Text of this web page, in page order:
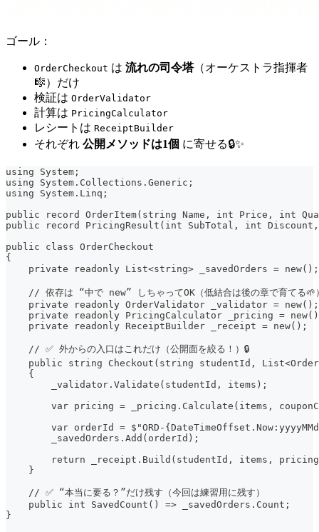
ゴール：
OrderCheckout は 流れの司令塔（オーケストラ指揮者
🎼）だけ
検証は OrderValidator
計算は PricingCalculator
レシートは ReceiptBuilder
それぞれ 公開メソッドは1個 に寄せる🔒✨
using System;
using System.Collections.Generic;
using System.Linq;
public record OrderItem(string Name, int Price, int
public record PricingResult(int SubTotal, int
public class OrderCheckout
{
private readonly List<string> _savedOrders = new();
// 依存は “中で new” しちゃってOK（低結合は後の章で育てる🌱
    private readonly OrderValidator _validator = new();
private readonly PricingCalculator _pricing =
    private readonly ReceiptBuilder _receipt = new();
    // ✅ 外からの入口はこれだけ（公開面を絞る！）🔒
public string Checkout(string studentId,
    {
        _validator.Validate(studentId, items);
var pricing = _pricing.Calculate(items,
var orderId = $"ORD-
        _savedOrders.Add(orderId);
return _receipt.Build(studentId, items,
    }
    // ✅ “本当に要る？”だけ残す（今回は練習用に残す）
    public int SavedCount() => _savedOrders.Count;
}